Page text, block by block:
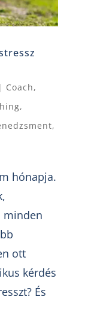
| Coach,
,
,
hónapja.
minden
ott
kérdés
És